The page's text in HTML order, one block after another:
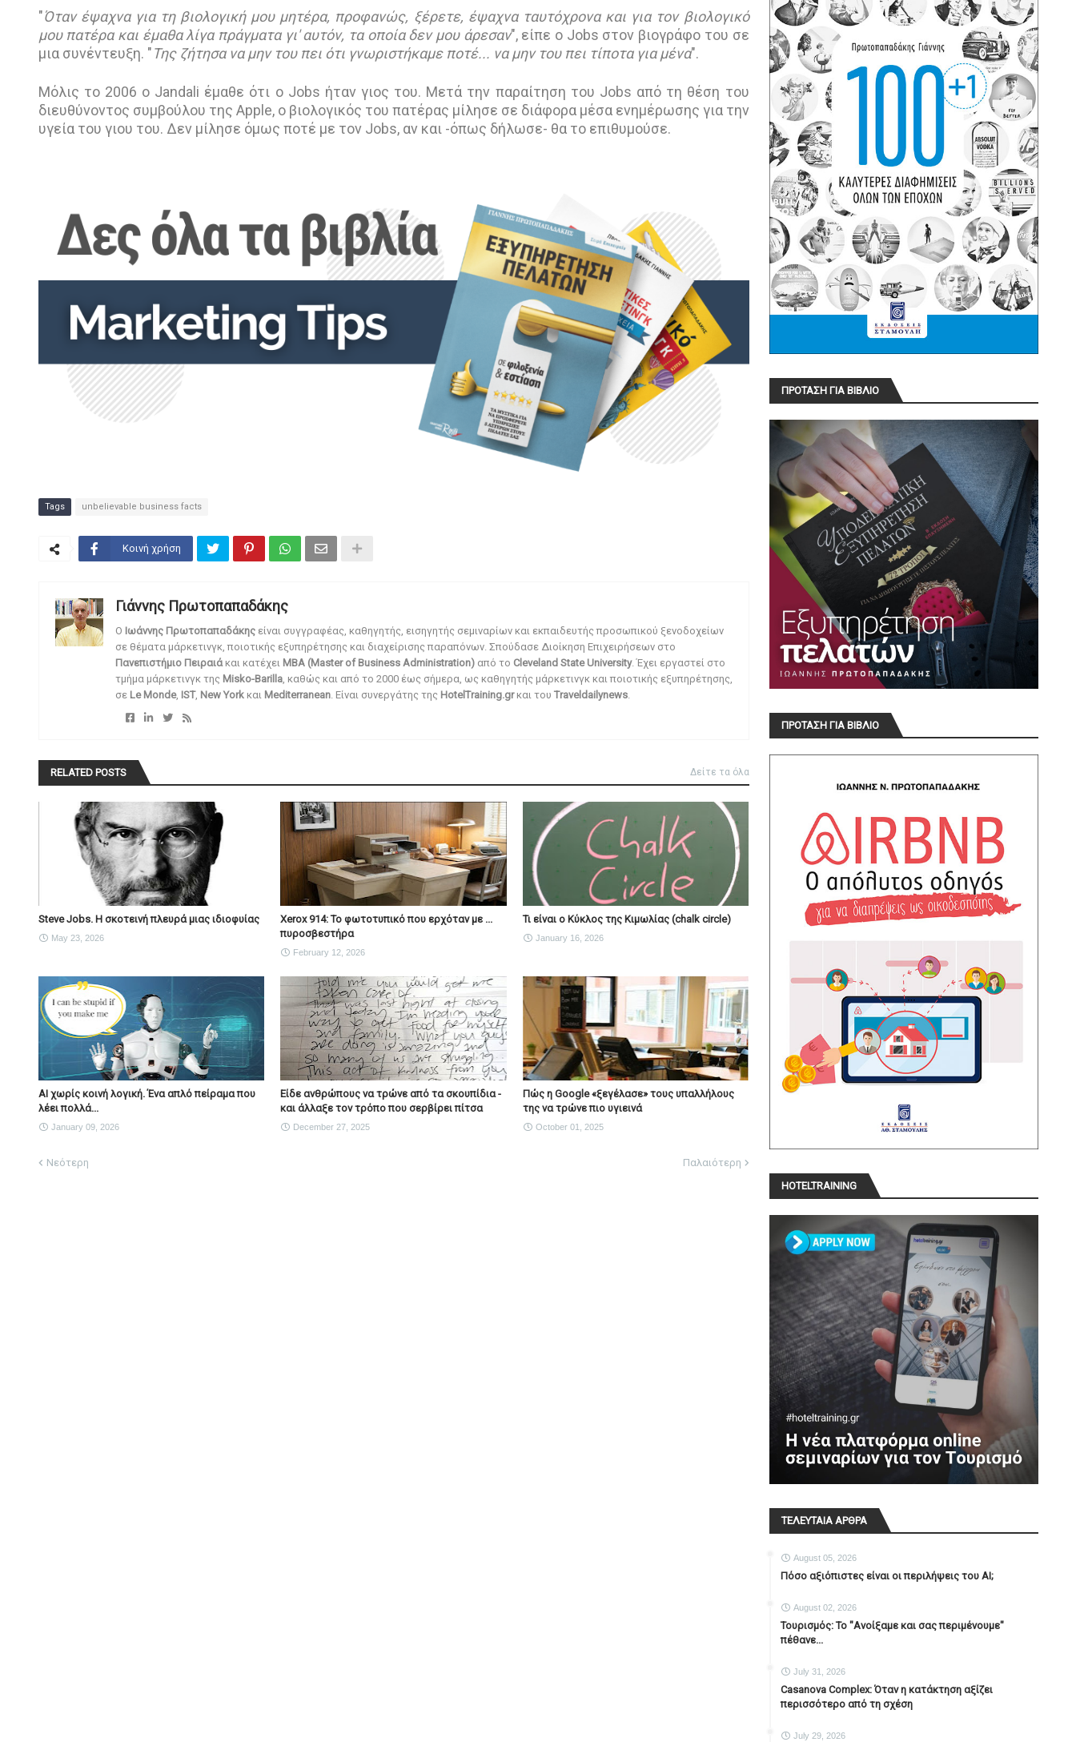
"Όταν έψαχνα για τη βιολογική μου μητέρα, προφανώς, ξέρετε, έψαχνα ταυτόχρονα και για τον βιολογικό
μου πατέρα και έμαθα λίγα πράγματα γι' αυτόν, τα οποία δεν μου άρεσαν", είπε ο Jobs στον βιογράφο του σε
μια συνέντευξη. "Της ζήτησα να μην του πει ότι γνωριστήκαμε ποτέ... να μην του πει τίποτα για μένα".
Μόλις το 2006 ο Jandali έμαθε ότι ο Jobs ήταν γιος του. Μετά την παραίτηση του Jobs από τη θέση του
διευθύνοντος συμβούλου της Apple, ο βιολογικός του πατέρας μίλησε σε διάφορα μέσα ενημέρωσης για την
υγεία του γιου του. Δεν μίλησε όμως ποτέ με τον Jobs, αν και -όπως δήλωσε- θα το επιθυμούσε.
Tags unbelievable business facts
Κοινή χρήση
Γιάννης Πρωτοπαπαδάκης
O Ιωάννης Πρωτοπαπαδάκης είναι συγγραφέας, καθηγητής, εισηγητής σεμιναρίων και εκπαιδευτής προσωπικού ξενοδοχείων
σε θέματα μάρκετινγκ, ποιοτικής εξυπηρέτησης και διαχείρισης παραπόνων. Σπούδασε Διοίκηση Επιχειρήσεων στο
Πανεπιστήμιο Πειραιάκαι κατέχει MBA (Master of Business Administration)από το Cleveland State University. Έχει εργαστεί στο
τμήμα μάρκετινγκ της Misko-Barilla, καθώς και από το 2000 έως σήμερα, ως καθηγητής μάρκετινγκ και ποιοτικής εξυπηρέτησης,
σε Le Monde, IST, New Yorkκαι Mediterranean. Είναι συνεργάτης της HotelTraining.grκαι του Traveldailynews.
RELATED POSTS Δείτε τα όλα
Steve Jobs. Η σκοτεινή πλευρά μιας ιδιοφυίας
May 23, 2026
Xerox 914: Το φωτοτυπικό που ερχόταν με ...
πυροσβεστήρα
February 12, 2026
Τι είναι ο Κύκλος της Κιμωλίας (chalk circle)
January 16, 2026
AI χωρίς κοινή λογική. Ένα απλό πείραμα που
λέει πολλά...
January 09, 2026
Είδε ανθρώπους να τρώνε από τα σκουπίδια -
και άλλαξε τον τρόπο που σερβίρει πίτσα
December 27, 2025
Πώς η Google «ξεγέλασε» τους υπαλλήλους
της να τρώνε πιο υγιεινά
October 01, 2025
Νεότερη Παλαιότερη
ΠΡΟΤΑΣΗ ΓΙΑ ΒΙΒΛΙΟ
ΠΡΟΤΑΣΗ ΓΙΑ ΒΙΒΛΙΟ
HOTELTRAINING
ΤΕΛΕΥΤΑΙΑ ΑΡΘΡΑ
August 05, 2026
Πόσο αξιόπιστες είναι οι περιλήψεις του ΑΙ;
August 02, 2026
Τουρισμός: Το "Ανοίξαμε και σας περιμένουμε"
πέθανε...
July 31, 2026
Casanova Complex: Όταν η κατάκτηση αξίζει
περισσότερο από τη σχέση
July 29, 2026